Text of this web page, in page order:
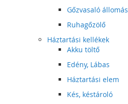
Gőzvasaló állomás
Ruhagőzölő
Háztartási kellékek
Akku töltő
Edény, Lábas
Háztartási elem
Kés, késtároló